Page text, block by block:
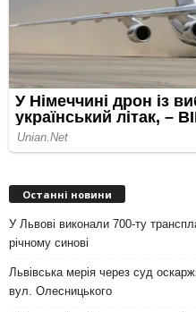
Останні новини
У Львові виконали 700-ту
річному синові
Львівська мерія через суд
вул. Олесницького